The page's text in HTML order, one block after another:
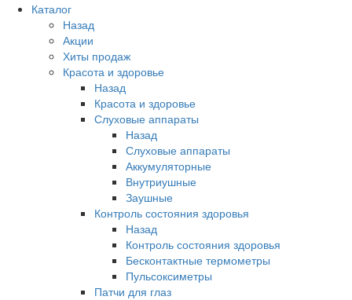
Каталог
Назад
Акции
Хиты продаж
Красота и здоровье
Назад
Красота и здоровье
Слуховые аппараты
Назад
Слуховые аппараты
Аккумуляторные
Внутриушные
Заушные
Контроль состояния здоровья
Назад
Контроль состояния здоровья
Бесконтактные термометры
Пульсоксиметры
Патчи для глаз